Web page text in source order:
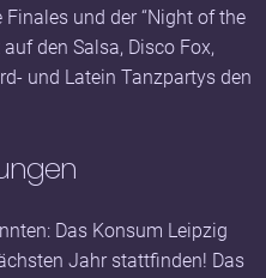
Finales und der “Night of the
den Salsa, Disco Fox,
und Latein Tanzpartys den
Das Konsum Leipzig
Jahr stattfinden! Das